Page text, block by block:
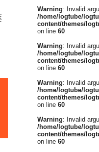
Warning: Invalid
/home/logtube/
content/themes/
on line 60
Warning: Invalid
/home/logtube/
content/themes/
on line 60
Warning: Invalid
/home/logtube/
content/themes/
on line 60
Warning: Invalid
/home/logtube/
content/themes/
on line 60